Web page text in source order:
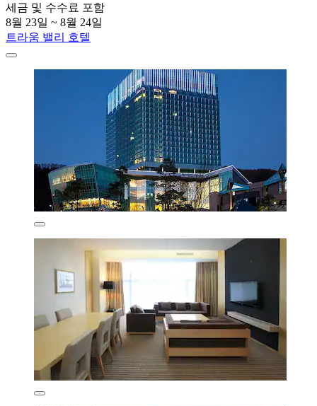
세금 및 수수료 포함
8월 23일 ~ 8월 24일
트라움 밸리 호텔